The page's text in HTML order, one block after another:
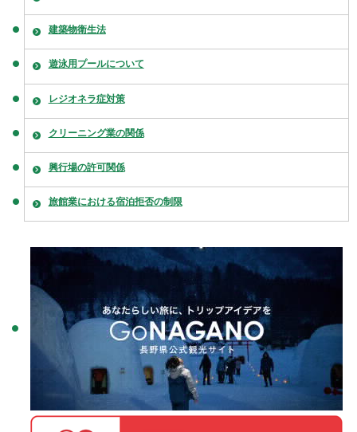
建築物衛生法
遊泳用プールについて
レジオネラ症対策
クリーニング業の関係
興行場の許可関係
旅館業における宿泊拒否の制限